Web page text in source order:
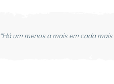
“Há um menos a mais em cada